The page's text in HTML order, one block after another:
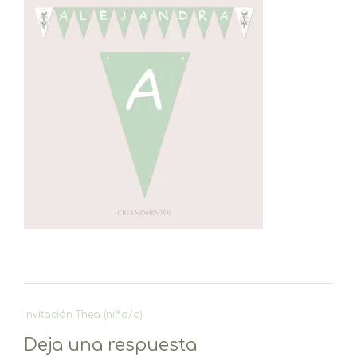
Navegación
entradas
Invitación Thea (niño/a)
Deja una respuesta